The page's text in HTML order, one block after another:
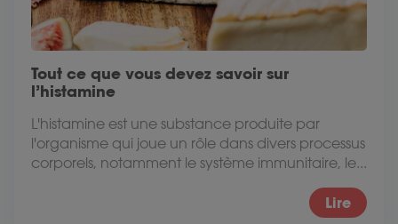
Tout ce que vous devez savoir sur
l’histamine
L'histamine est une substance produite par
l'organisme qui joue un rôle dans divers processus
corporels, notamment le système immunitaire, le...
Lire